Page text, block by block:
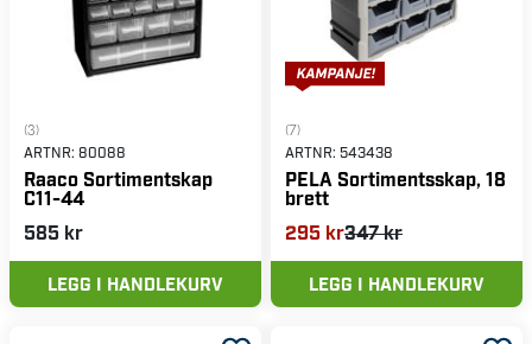
(3)
ARTNR: 80088
Raaco Sortimentskap
C11-44
585 kr
LEGG I HANDLEKURV
(7)
ARTNR: 543438
PELA Sortimentsskap, 18
brett
295 kr347 kr
LEGG I HANDLEKURV